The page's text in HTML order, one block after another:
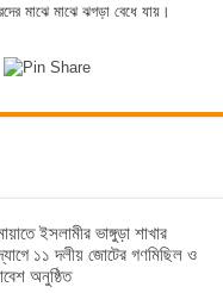
মাঝে মাঝে ঝগড়া বেধে যায়।
ইসলামীর ভাঙ্গুড়া শাখার
১১ দলীয় জোটের গণমিছিল ও
অনুষ্ঠিত